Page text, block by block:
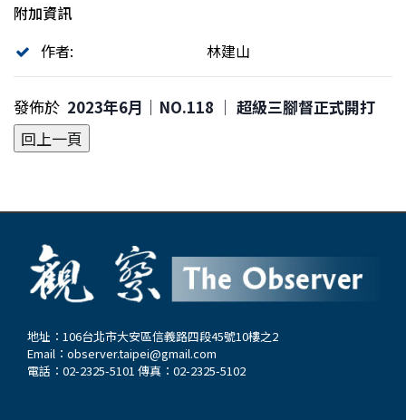
附加資訊
作者:
林建山
發佈於 2023年6月｜NO.118 │ 超級三腳督正式開打
地址：106台北市大安區信義路四段45號10樓之2
Email： observer.taipei@gmail.com
電話：02-2325-5101 傳真：02-2325-5102